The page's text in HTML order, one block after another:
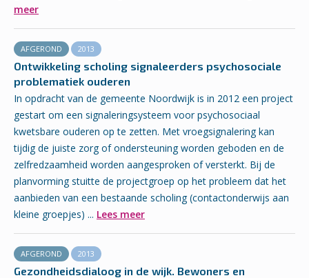
meer
AFGEROND 2013
Ontwikkeling scholing signaleerders psychosociale
problematiek ouderen
In opdracht van de gemeente Noordwijk is in 2012 een project
gestart om een signalering­systeem voor psychosociaal
kwetsbare ouderen op te zetten. Met vroegsignalering kan
tijdig de juiste zorg of ondersteuning worden geboden en de
zelfredzaamheid worden aangesproken of versterkt. Bij de
planvorming stuitte de project­groep op het probleem dat het
aanbieden van een bestaande scholing (contactonderwijs aan
kleine groepjes) ... Lees meer
AFGEROND 2013
Gezondheidsdialoog in de wijk. Bewoners en